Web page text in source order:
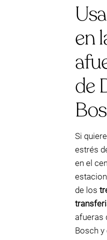
en
de
Si
estrés
en el
de los
afueras
Bosch y